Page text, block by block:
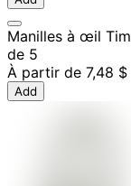
Manilles à œil
de 5
À partir de 7,48 $
Add